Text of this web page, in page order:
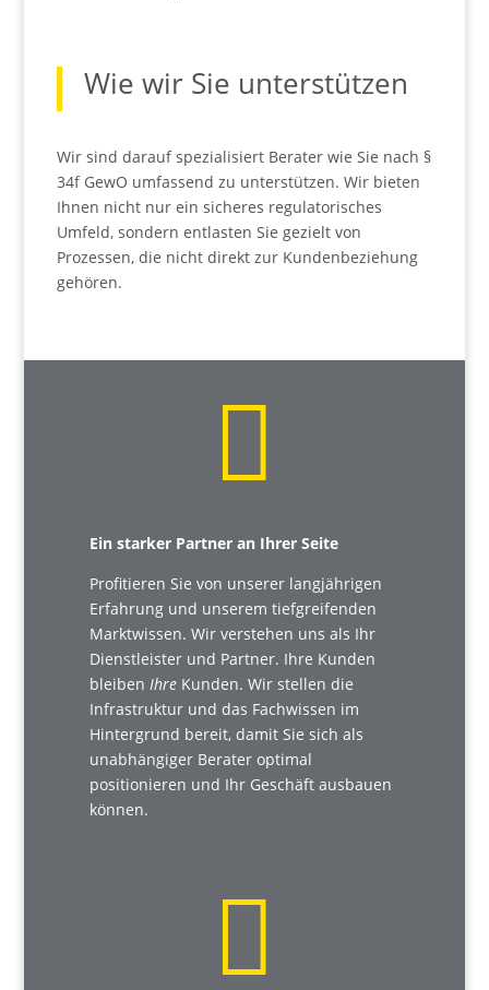
Wie wir Sie unterstützen
Wir sind darauf spezialisiert Berater wie Sie nach §
34f GewO umfassend zu unterstützen. Wir bieten
Ihnen nicht nur ein sicheres regulatorisches
Umfeld, sondern entlasten Sie gezielt von
Prozessen, die nicht direkt zur Kundenbeziehung
gehören.

Ein starker Partner an Ihrer Seite
Profitieren Sie von unserer langjährigen
Erfahrung und unserem tiefgreifenden
Marktwissen. Wir verstehen uns als Ihr
Dienstleister und Partner. Ihre Kunden
bleibenIhre Kunden. Wir stellen die
Infrastruktur und das Fachwissen im
Hintergrund bereit, damit Sie sich als
unabhängiger Berater optimal
positionieren und Ihr Geschäft ausbauen
können.
